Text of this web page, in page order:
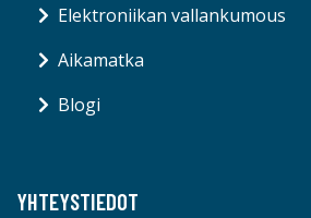
Elektroniikan vallankumous
Aikamatka
Blogi
YHTEYSTIEDOT